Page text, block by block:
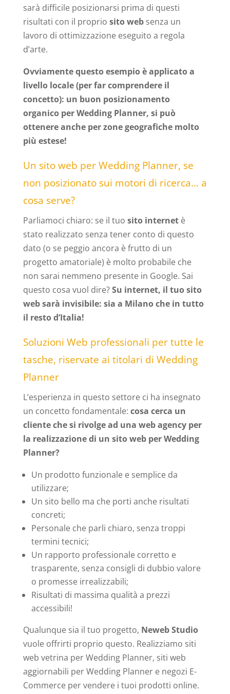
sarà difficile posizionarsi prima di questi
risultati con il proprio sito websenza un
lavoro di ottimizzazione eseguito a regola
d’arte.
Ovviamente questo esempio è applicato a
livello locale (per far comprendere il
concetto): un buon posizionamento
organico per Wedding Planner, si può
ottenere anche per zone geografiche molto
più estese!
Un sito web per Wedding Planner, se
non posizionato sui motori di ricerca… a
cosa serve?
Parliamoci chiaro: se il tuo sito internetè
stato realizzato senza tener conto di questo
dato (o se peggio ancora è frutto di un
progetto amatoriale) è molto probabile che
non sarai nemmeno presente in Google. Sai
questo cosa vuol dire?Su internet, il tuo sito
web sarà invisibile: sia a Milano che in tutto
il resto d’Italia!
Soluzioni Web professionali per tutte le
tasche, riservate ai titolari di Wedding
Planner
L’esperienza in questo settore ci ha insegnato
un concetto fondamentale: cosa cerca un
cliente che si rivolge ad una web agency per
la realizzazione di un sito web per Wedding
Planner?
Un prodotto funzionale e semplice da
utilizzare;
Un sito bello ma che porti anche risultati
concreti;
Personale che parli chiaro, senza troppi
termini tecnici;
Un rapporto professionale corretto e
trasparente, senza consigli di dubbio valore
o promesse irrealizzabili;
Risultati di massima qualità a prezzi
accessibili!
Qualunque sia il tuo progetto, Neweb Studio
vuole offrirti proprio questo. Realizziamo siti
web vetrina per Wedding Planner, siti web
aggiornabili per Wedding Planner e negozi E-
Commerce per vendere i tuoi prodotti online.